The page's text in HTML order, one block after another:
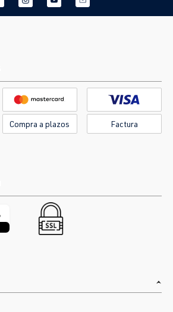
Compra a plazos Factura